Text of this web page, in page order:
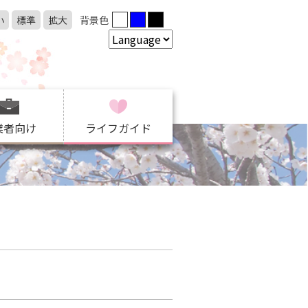
標準 拡大 背景色
者向け ライフガイド